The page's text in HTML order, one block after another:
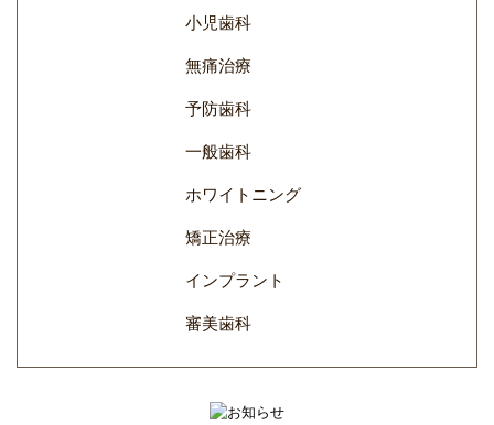
小児歯科
無痛治療
予防歯科
一般歯科
ホワイトニング
矯正治療
インプラント
審美歯科